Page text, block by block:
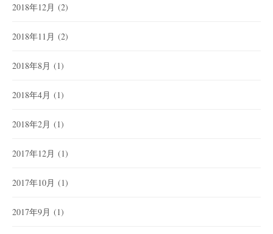
2018年12月 (2)
2018年11月 (2)
2018年8月 (1)
2018年4月 (1)
2018年2月 (1)
2017年12月 (1)
2017年10月 (1)
2017年9月 (1)